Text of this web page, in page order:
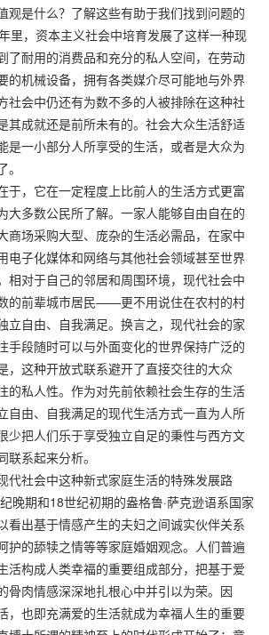
观是什么？了解这些有助于我们找到问题的
里，资本主义社会中培育发展了这样一种现
了耐用的消费品和充分的私人空间，在劳动
的机械设备，拥有各类媒介尽可能地与外界
社会中仍还有为数不多的人被排除在这种社
其成就还是前所未有的。社会大众生活舒适
一小部分人所享受的生活，或者是大众为
。
于，它在一定程度上比前人的生活方式更富
大多数公民所了解。一家人能够自由自在的
商场采购大型、庞杂的生活必需品，在家中
电子化媒体和网络与其他社会领域甚至世界
相对于自己的邻居和周围环境，现代社会中
的前辈城市居民——更不用说住在农村的村
立自由、自我满足。换言之，现代社会的家
手段随时可以与外面变化的世界保持广泛的
，这种开放式联系避开了直接交往的大众
的私人性。作为对先前依赖社会生存的生活
自由、自我满足的现代生活方式一直为人所
少把人们乐于享受独立自足的秉性与西方文
联系起来分析。
代社会中这种新式家庭生活的特殊发展路
晚期和18世纪初期的盎格鲁·萨克逊语系国家
看出基于情感产生的夫妇之间诚实伙伴关系
护的舔犊之情等等家庭婚姻观念。人们普遍
活构成人类幸福的重要组成部分，把基于爱
骨肉情感深深地扎根心中并引以为荣。因
，也即充满爱的生活就成为幸福人生的重要